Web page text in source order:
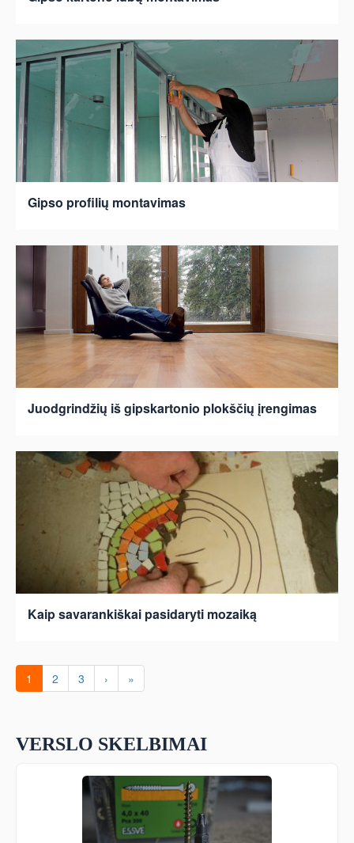
Gipso profilių montavimas
Juodgrindžių iš gipskartonio plokščių įrengimas
Kaip savarankiškai pasidaryti mozaiką
1 2 3 › »
VERSLO SKELBIMAI